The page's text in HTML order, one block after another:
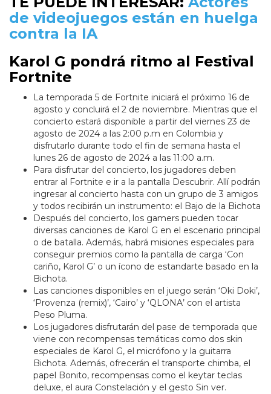
de videojuegos están en huelga
contra la IA
Karol G pondrá ritmo al Festival
Fortnite
La temporada 5 de Fortnite iniciará el próximo 16 de
agosto y concluirá el 2 de noviembre. Mientras que el
concierto estará disponible a partir del viernes 23 de
agosto de 2024 a las 2:00 p.m en Colombia y
disfrutarlo durante todo el fin de semana hasta el
lunes 26 de agosto de 2024 a las 11:00 a.m.
Para disfrutar del concierto, los jugadores deben
entrar al Fortnite e ir a la pantalla Descubrir. Allí podrán
ingresar al concierto hasta con un grupo de 3 amigos
y todos recibirán un instrumento: el Bajo de la Bichota
Después del concierto, los gamers pueden tocar
diversas canciones de Karol G en el escenario principal
o de batalla. Además, habrá misiones especiales para
conseguir premios como la pantalla de carga ‘Con
cariño, Karol G’ o un ícono de estandarte basado en la
Bichota.
Las canciones disponibles en el juego serán ‘Oki Doki’,
‘Provenza (remix)’, ‘Cairo’ y ‘QLONA’ con el artista
Peso Pluma.
Los jugadores disfrutarán del pase de temporada que
viene con recompensas temáticas como dos skin
especiales de Karol G, el micrófono y la guitarra
Bichota. Además, ofrecerán el transporte chimba, el
papel Bonito, recompensas como el keytar teclas
deluxe, el aura Constelación y el gesto Sin ver.